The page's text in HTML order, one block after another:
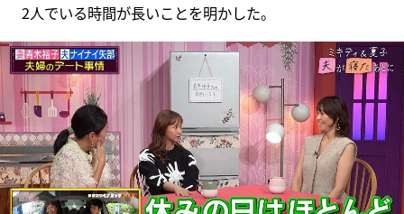
2人でいる時間が長いことを明かした。